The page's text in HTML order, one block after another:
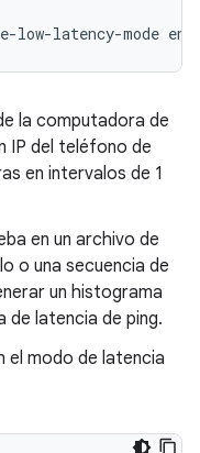
la computadora de
IP del teléfono de
en intervalos de 1
en un archivo de
o una secuencia de
un histograma
de latencia de ping.
el modo de latencia